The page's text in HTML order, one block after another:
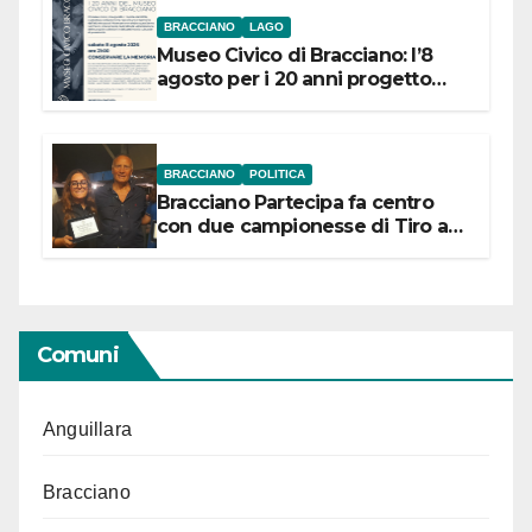
BRACCIANO LAGO
Museo Civico di Bracciano: l’8
agosto per i 20 anni progetto
BRACCIANO POLITICA
Bracciano Partecipa fa centro
con due campionesse di Tiro a
Comuni
Anguillara
Bracciano